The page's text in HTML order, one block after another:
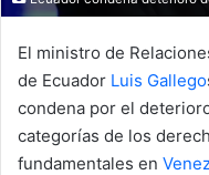
El ministro de
de Ecuador Luis Gallego
condena por el
categorías de los
fundamentales en